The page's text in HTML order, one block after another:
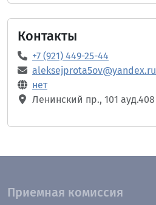
Контакты
+7 (921) 449-25-44
aleksejprota5ov@yandex.ru
нет
Ленинский пр., 101 ауд.408
Приемная комиссия